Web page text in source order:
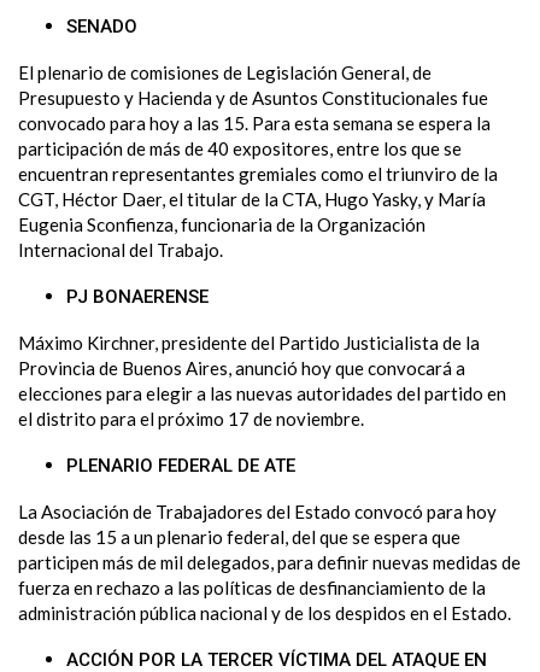
SENADO
El plenario de comisiones de Legislación General, de
Presupuesto y Hacienda y de Asuntos Constitucionales fue
convocado para hoy a las 15. Para esta semana se espera la
participación de más de 40 expositores, entre los que se
encuentran representantes gremiales como el triunviro de la
CGT, Héctor Daer, el titular de la CTA, Hugo Yasky, y María
Eugenia Sconfienza, funcionaria de la Organización
Internacional del Trabajo.
PJ BONAERENSE
Máximo Kirchner, presidente del Partido Justicialista de la
Provincia de Buenos Aires, anunció hoy que convocará a
elecciones para elegir a las nuevas autoridades del partido en
el distrito para el próximo 17 de noviembre.
PLENARIO FEDERAL DE ATE
La Asociación de Trabajadores del Estado convocó para hoy
desde las 15 a un plenario federal, del que se espera que
participen más de mil delegados, para definir nuevas medidas de
fuerza en rechazo a las políticas de desfinanciamiento de la
administración pública nacional y de los despidos en el Estado.
ACCIÓN POR LA TERCER VÍCTIMA DEL ATAQUE EN